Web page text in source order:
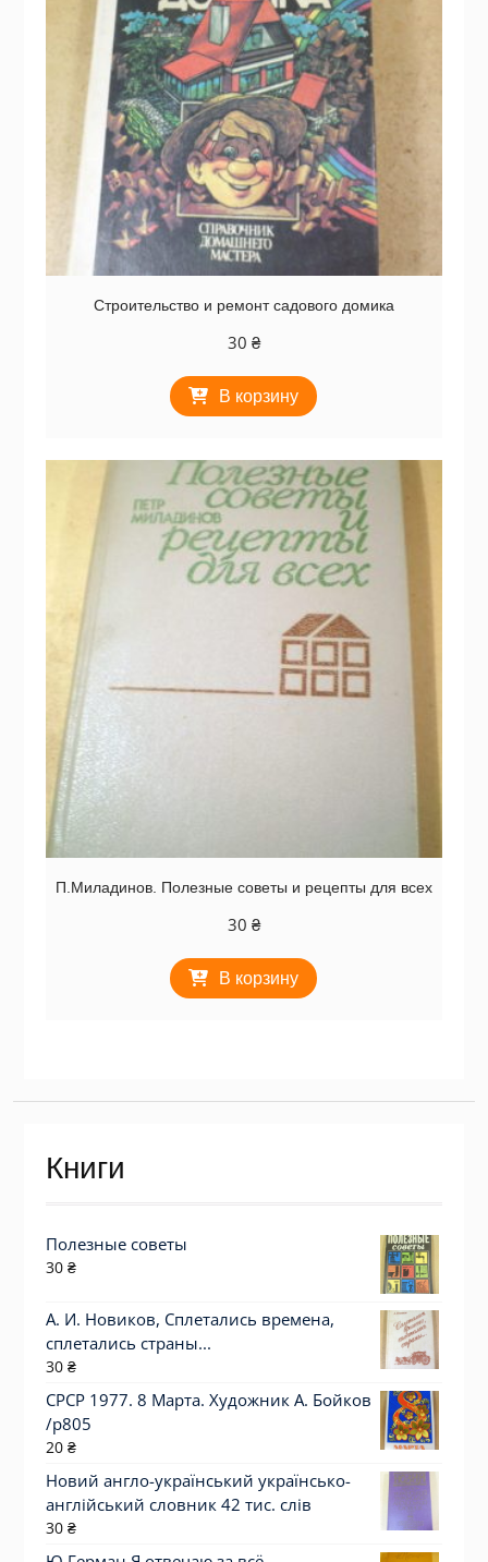
Строительство и ремонт садового домика
30 ₴
В корзину
П.Миладинов. Полезные советы и рецепты для всех
30 ₴
В корзину
Книги
Полезные советы
30 ₴
А. И. Новиков, Сплетались времена,
сплетались страны...
30 ₴
СРСР 1977. 8 Марта. Художник А. Бойков
/р805
20 ₴
Новий англо-український українсько-
англійський словник 42 тис. слів
30 ₴